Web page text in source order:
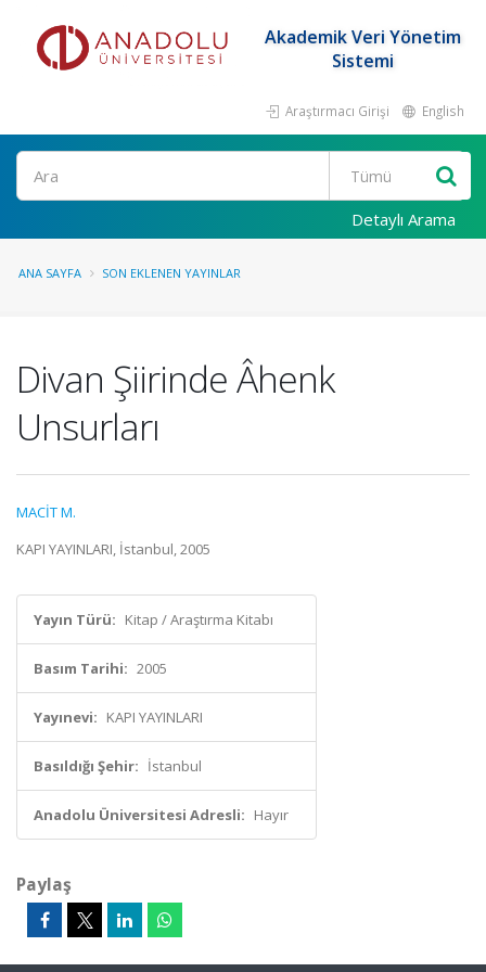
Akademik Veri Yönetim
Sistemi
Araştırmacı Girişi English
Ara
Detaylı Arama
ANA SAYFA SON EKLENEN YAYINLAR
Divan Şiirinde Âhenk
Unsurları
MACİT M.
KAPI YAYINLARI, İstanbul, 2005
Yayın Türü: Kitap / Araştırma Kitabı
Basım Tarihi: 2005
Yayınevi: KAPI YAYINLARI
Basıldığı Şehir: İstanbul
Anadolu Üniversitesi Adresli: Hayır
Paylaş